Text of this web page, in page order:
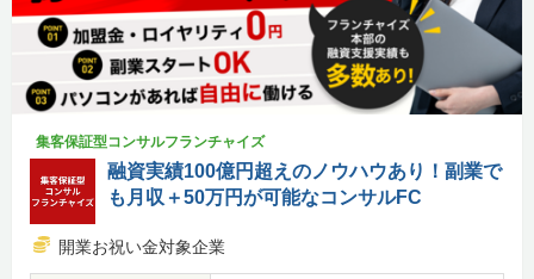
集客保証型コンサルフランチャイズ
融資実績100億円超えのノウハウあり！副業で
も月収＋50万円が可能なコンサルFC
開業お祝い金対象企業